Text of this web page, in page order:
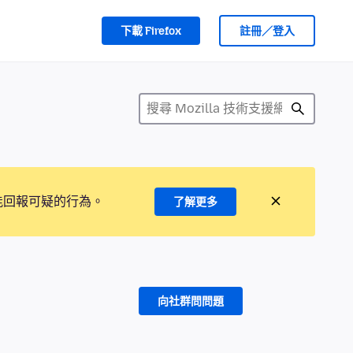
下載 Firefox 註冊／登入
報可疑的行為。 了解更多
向社群問問題